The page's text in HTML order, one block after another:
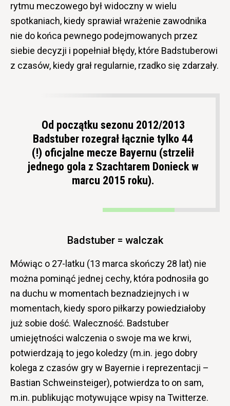
rytmu meczowego był widoczny w wielu
spotkaniach, kiedy sprawiał wrażenie zawodnika
nie do końca pewnego podejmowanych przez
siebie decyzji i popełniał błędy, które Badstuberowi
z czasów, kiedy grał regularnie, rzadko się zdarzały.
Od początku sezonu 2012/2013
Badstuber rozegrał łącznie tylko 44
(!) oficjalne mecze Bayernu (strzelił
jednego gola z Szachtarem Donieck w
marcu 2015 roku).
Badstuber = walczak
Mówiąc o 27-latku (13 marca skończy 28 lat) nie
można pominąć jednej cechy, która podnosiła go
na duchu w momentach beznadziejnych i w
momentach, kiedy sporo piłkarzy powiedziałoby
już sobie dość. Waleczność. Badstuber
umiejętności walczenia o swoje ma we krwi,
potwierdzają to jego koledzy (m.in. jego dobry
kolega z czasów gry w Bayernie i reprezentacji –
Bastian Schweinsteiger), potwierdza to on sam,
m.in. publikując motywujące wpisy na Twitterze.